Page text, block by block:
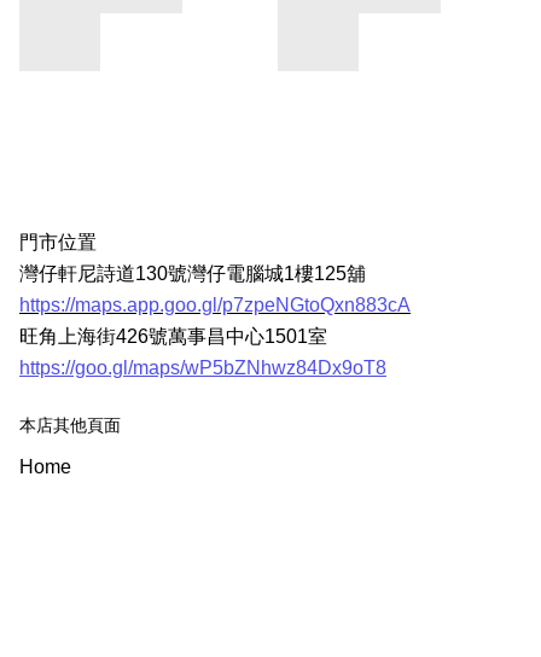
門市位置
灣仔軒尼詩道130號灣仔電腦城1樓125舖
https://maps.app.goo.gl/p7zpeNGtoQxn883cA
旺角上海街426號萬事昌中心1501室
https://goo.gl/maps/wP5bZNhwz84Dx9oT8
本店其他頁面
Home